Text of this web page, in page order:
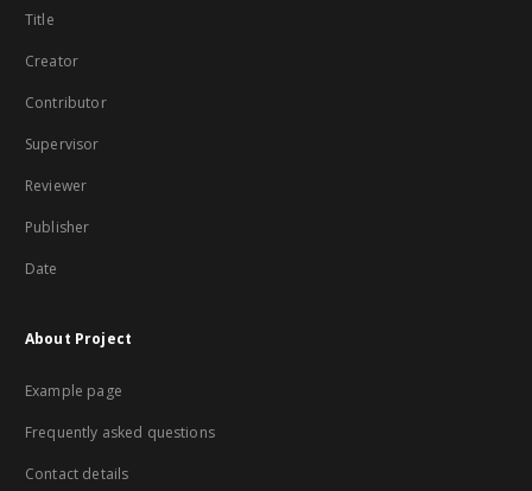
Title
Creator
Contributor
Supervisor
Reviewer
Publisher
Date
About Project
Example page
Frequently asked questions
Contact details